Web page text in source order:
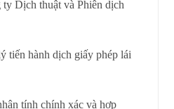
Dịch thuật và Phiên dịch
tiến hành dịch giấy phép lái
tính chính xác và hợp